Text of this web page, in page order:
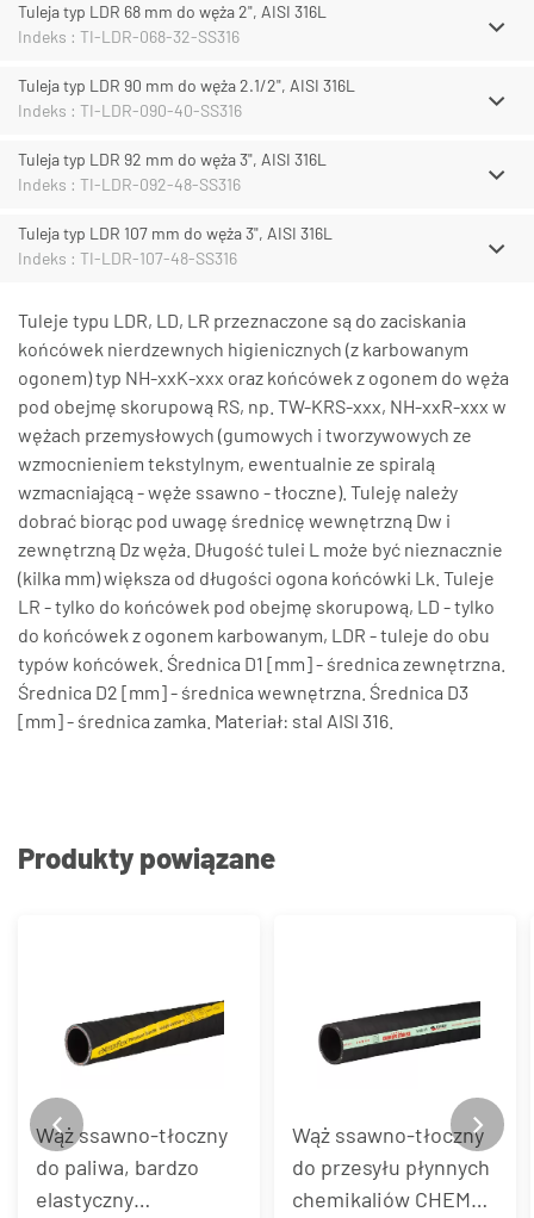
Tuleja typ LDR 68 mm do węża 2", AISI 316L
Indeks : TI-LDR-068-32-SS316
Tuleja typ LDR 90 mm do węża 2.1/2", AISI 316L
Indeks : TI-LDR-090-40-SS316
Tuleja typ LDR 92 mm do węża 3", AISI 316L
Indeks : TI-LDR-092-48-SS316
Tuleja typ LDR 107 mm do węża 3", AISI 316L
Indeks : TI-LDR-107-48-SS316
Tuleje typu LDR, LD, LR przeznaczone są do zaciskania
końcówek nierdzewnych higienicznych (z karbowanym
ogonem) typ NH-xxK-xxx oraz końcówek z ogonem do węża
pod obejmę skorupową RS, np. TW-KRS-xxx, NH-xxR-xxx w
wężach przemysłowych (gumowych i tworzywowych ze
wzmocnieniem tekstylnym, ewentualnie ze spiralą
wzmacniającą - węże ssawno - tłoczne). Tuleję należy
dobrać biorąc pod uwagę średnicę wewnętrzną Dw i
zewnętrzną Dz węża. Długość tulei L może być nieznacznie
(kilka mm) większa od długości ogona końcówki Lk. Tuleje
LR - tylko do końcówek pod obejmę skorupową, LD - tylko
do końcówek z ogonem karbowanym, LDR - tuleje do obu
typów końcówek. Średnica D1 [mm] - średnica zewnętrzna.
Średnica D2 [mm] - średnica wewnętrzna. Średnica D3
[mm] - średnica zamka. Materiał: stal AISI 316.
Produkty powiązane
Wąż ssawno-tłoczny
do paliwa, bardzo
elastyczny
Wąż ssawno-tłoczny
do przesyłu płynnych
chemikaliów CHEM